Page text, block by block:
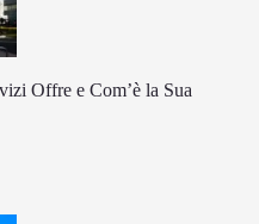
Offre e Com’è la Sua